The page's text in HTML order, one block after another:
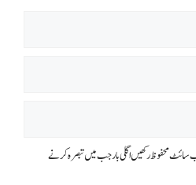
محفوظ رکھیں اگلی بار جب میں تبصرہ کرنے